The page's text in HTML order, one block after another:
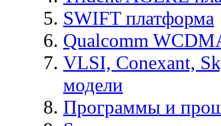
SWIFT платформа
Qualcomm
VLSI, Conexant,
модели
Программы и